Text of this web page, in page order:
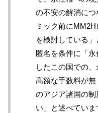
の不安の解消に
ミック前に
を検討している」
匿名を条件に「
したこの国での
高額な手数料が
のアジア諸国の
い」と述べていま